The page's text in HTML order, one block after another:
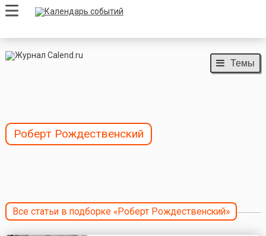
Темы
Роберт Рождественский
Все статьи в подборке «Роберт Рождественский»